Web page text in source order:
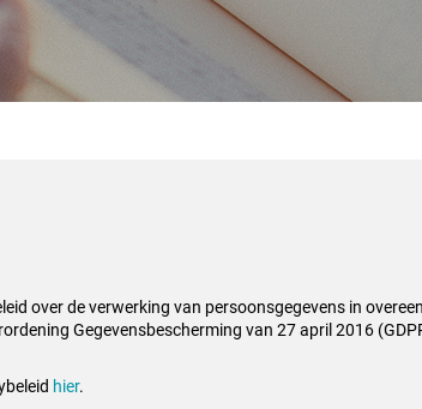
over de verwerking van persoonsgegevens in
Gegevensbescherming van 27 april 2016
hier.